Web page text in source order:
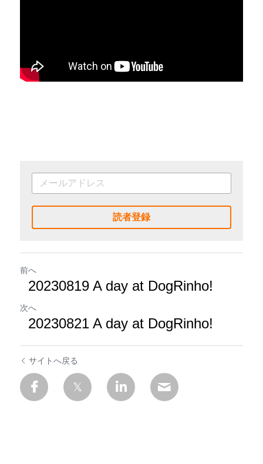
読者登録
前へ
20230819 A day at DogRinho!
次へ
20230821 A day at DogRinho!
サイトへ戻る